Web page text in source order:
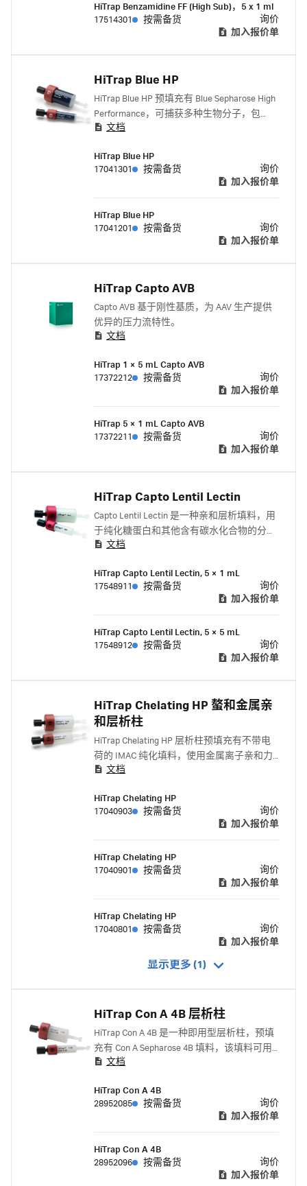
HiTrap Benzamidine FF (High Sub)，5 x 1 ml
17514301
按需备货
询价
加入报价单
HiTrap Blue HP
HiTrap Blue HP 预填充有 Blue Sepharose High
Performance，可捕获多种生物分子，包
括：白蛋白、干扰素、多种核苷酸依赖性
文档
HiTrap Blue HP
17041301
按需备货
询价
加入报价单
HiTrap Blue HP
17041201
按需备货
询价
加入报价单
HiTrap Capto AVB
Capto AVB 基于刚性基质，为 AAV 生产提供
优异的压力流特性。
文档
HiTrap 1 × 5 mL Capto AVB
17372212
按需备货
询价
加入报价单
HiTrap 5 × 1 mL Capto AVB
17372211
按需备货
询价
加入报价单
HiTrap Capto Lentil Lectin
Capto Lentil Lectin 是一种亲和层析填料，用
于纯化糖蛋白和其他含有碳水化合物的分
子，如 α-D-甘露糖、α-D-葡萄糖或空间相关
文档
HiTrap Capto Lentil Lectin, 5 × 1 mL
17548911
按需备货
询价
加入报价单
HiTrap Capto Lentil Lectin, 5 × 5 mL
17548912
按需备货
询价
加入报价单
HiTrap Chelating HP 螯和金属亲
和层析柱
HiTrap Chelating HP 层析柱预填充有不带电
荷的 IMAC 纯化填料，使用金属离子亲和力
纯化蛋白和肽。
文档
HiTrap Chelating HP
17040903
按需备货
询价
加入报价单
HiTrap Chelating HP
17040901
按需备货
询价
加入报价单
HiTrap Chelating HP
17040801
按需备货
询价
加入报价单
显示更多 (1)
HiTrap Con A 4B 层析柱
HiTrap Con A 4B 是一种即用型层析柱，预填
充有 Con A Sepharose 4B 填料，该填料可用
于便捷分离和纯化糖蛋白、多糖和糖脂。
文档
HiTrap Con A 4B
28952085
按需备货
询价
加入报价单
HiTrap Con A 4B
28952096
按需备货
询价
加入报价单